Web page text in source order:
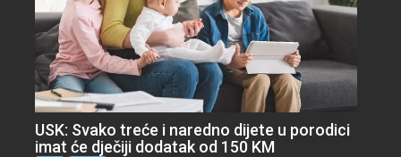
USK: Svako treće i naredno dijete u porodici
imat će dječiji dodatak od 150 KM